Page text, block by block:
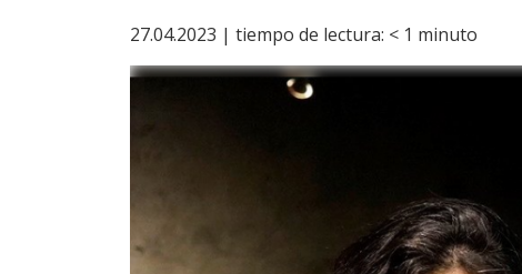
27.04.2023 | tiempo de lectura: < 1 minuto